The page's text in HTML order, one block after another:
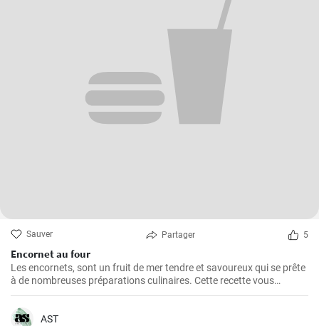
Sauver Partager 5
Encornet au four
Les encornets, sont un fruit de mer tendre et savoureux qui se prête
à de nombreuses préparations culinaires. Cette recette vous
guidera à travers les étapes pour préparer des encornets farcis avec
une garniture de légumes et de riz.
AST